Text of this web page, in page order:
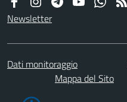
Newsletter
Dati monitoraggio
Mappa del Sito